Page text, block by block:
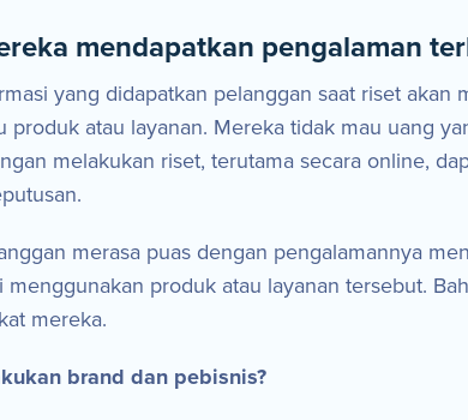
mendapatkan pengalaman
yang didapatkan pelanggan saat riset
produk atau layanan. Mereka tidak mau uang
melakukan riset, terutama secara online,
merasa puas dengan pengalamannya
menggunakan produk atau layanan tersebut.
mereka.
brand dan pebisnis?